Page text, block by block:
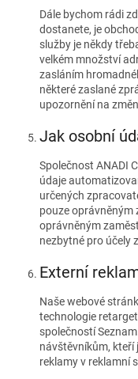
Dále bychom rádi
dostanete, je
služby je někdy
velkém množství
zasláním
některé zaslané
upozornění na
Jak osobní
Společnost ANADI
údaje
určených
pouze oprávněným
oprávněným
nezbytné pro účely
Externí
Naše webové
technologie
společností
návštěvníkům, kteří
reklamy v reklamní